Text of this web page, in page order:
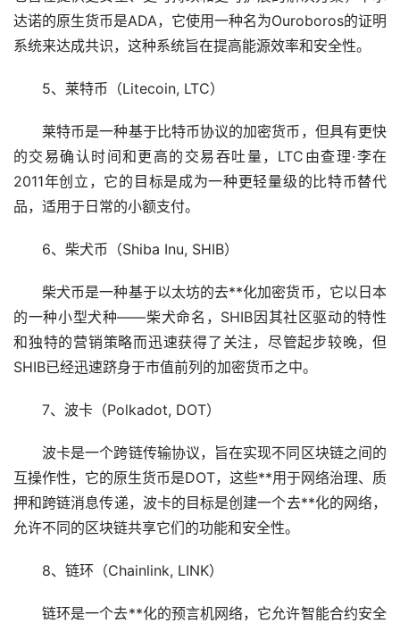
达诺的原生货币是ADA，它使用一种名为Ouroboros的证明
系统来达成共识，这种系统旨在提高能源效率和安全性。
5、莱特币（Litecoin, LTC）
莱特币是一种基于比特币协议的加密货币，但具有更快
的交易确认时间和更高的交易吞吐量，LTC由查理·李在
2011年创立，它的目标是成为一种更轻量级的比特币替代
品，适用于日常的小额支付。
6、柴犬币（Shiba Inu, SHIB）
柴犬币是一种基于以太坊的去**化加密货币，它以日本
的一种小型犬种——柴犬命名，SHIB因其社区驱动的特性
和独特的营销策略而迅速获得了关注，尽管起步较晚，但
SHIB已经迅速跻身于市值前列的加密货币之中。
7、波卡（Polkadot, DOT）
波卡是一个跨链传输协议，旨在实现不同区块链之间的
互操作性，它的原生货币是DOT，这些**用于网络治理、质
押和跨链消息传递，波卡的目标是创建一个去**化的网络，
允许不同的区块链共享它们的功能和安全性。
8、链环（Chainlink, LINK）
链环是一个去**化的预言机网络，它允许智能合约安全